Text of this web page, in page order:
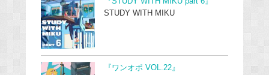
STUDY WITH MIKU
『ワンオポ VOL.22』